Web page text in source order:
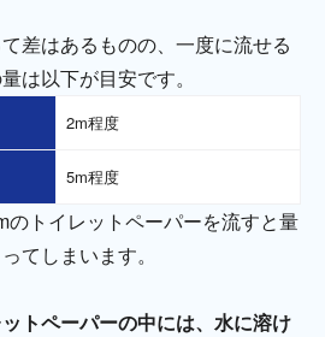
差はあるものの、一度に流せる
は以下が目安です。
2m程度
5m程度
のトイレットペーパーを流すと量
てしまいます。
トペーパーの中には、水に溶け